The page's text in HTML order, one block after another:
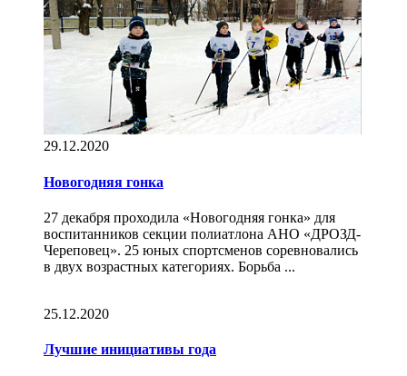
29.12.2020
Новогодняя гонка
27 декабря проходила «Новогодняя гонка» для
воспитанников секции полиатлона АНО «ДРОЗД-
Череповец». 25 юных спортсменов соревновались
в двух возрастных категориях. Борьба ...
25.12.2020
Лучшие инициативы года